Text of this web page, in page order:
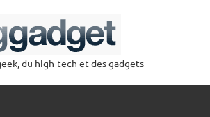
du high-tech et des gadgets